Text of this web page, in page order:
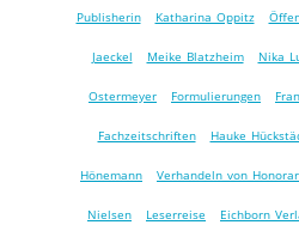
Publisherin Katharina Oppitz
Jaeckel Meike Blatzheim Nika
Ostermeyer Formulierungen
Fachzeitschriften Hauke
Hönemann Verhandeln von
Nielsen Leserreise Eichborn